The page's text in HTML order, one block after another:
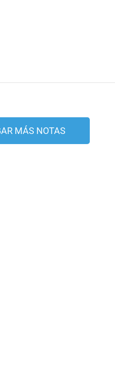
MÁS NOTAS